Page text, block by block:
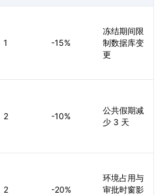
1 -15%
冻结期间限
制数据库变
更
2 -10%
公共假期减
少 3 天
2 -20%
环境占用与
审批时窗影